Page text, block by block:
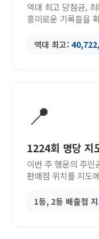
역대 최고 당첨금,
흥미로운 기록들을
역대 최고:
📍
1224회 명당 지
이번 주 행운의 주인
판매점 위치를 지도
1등, 2등 배출점